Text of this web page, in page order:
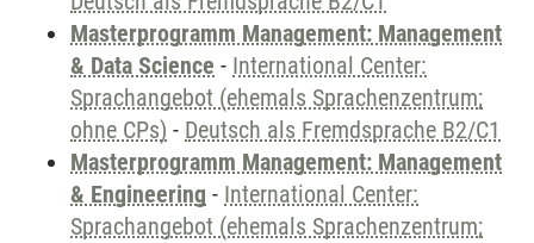
Masterprogramm Management: Management
& Data Science - International Center:
Sprachangebot (ehemals Sprachenzentrum;
ohne CPs) - Deutsch als Fremdsprache B2/C1
Masterprogramm Management: Management
& Engineering - International Center:
Sprachangebot (ehemals Sprachenzentrum;